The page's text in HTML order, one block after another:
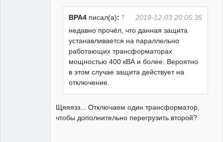
BPA4 писал(а): ↑
2019-12-03 20:05:35
недавно прочёл, что данная защита
устанавливается на параллельно
работающих трансформаторах
мощностью 400 кВА и более. Вероятно
в этом случае защита действует на
отключение.
Щяяязз... Отключаем один трансформатор,
чтобы дополнительно перегрузить второй?